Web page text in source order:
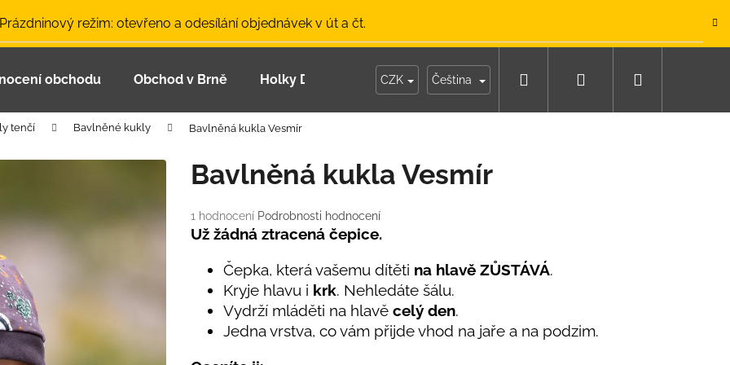
režim: otevřeno a odesílání objednávek v út a čt.
obchodu Obchod v Brně Holky Dupeťačky Moje objednávka
CZK Čeština Hledat Přihlášení
tenčí Bavlněné kukly Bavlněná kukla Vesmír
Průměrné
hodnocení
hvězdiček.
1 hodnocení Podrobnosti hodnocení
Bavlněná kukla Vesmír
Už žádná ztracená čepice.
Čepka, která vašemu dítěti na hlavě ZŮSTÁVÁ.
Kryje hlavu i krk. Nehledáte šálu.
Vydrží mláděti na hlavě celý den.
Jedna vrstva, co vám přijde vhod na jaře a na podzim.
Co potřebujete najít?
Doporučujeme
ČEPICE UV 30 SVĚTLE MODRÁ